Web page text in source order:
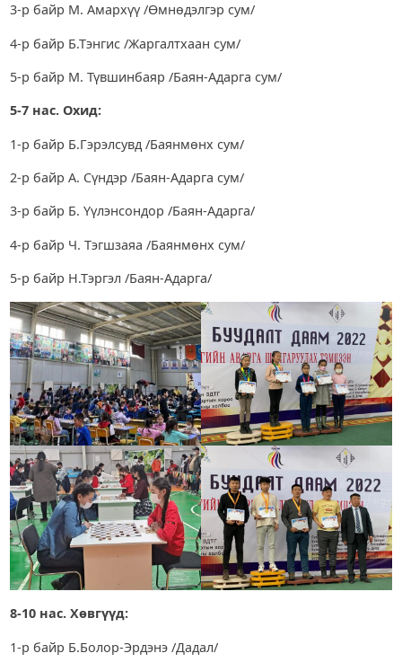
3-р байр М. Амархүү /Өмнөдэлгэр сум/
4-р байр Б.Тэнгис /Жаргалтхаан сум/
5-р байр М. Түвшинбаяр /Баян-Адарга сум/
5-7 нас. Охид:
1-р байр Б.Гэрэлсувд /Баянмөнх сум/
2-р байр А. Сүндэр /Баян-Адарга сум/
3-р байр Б. Үүлэнсондор /Баян-Адарга/
4-р байр Ч. Тэгшзаяа /Баянмөнх сум/
5-р байр Н.Тэргэл /Баян-Адарга/
8-10 нас. Хөвгүүд:
1-р байр Б.Болор-Эрдэнэ /Дадал/